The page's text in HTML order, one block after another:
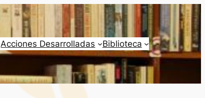
Acciones Desarrolladas Biblioteca